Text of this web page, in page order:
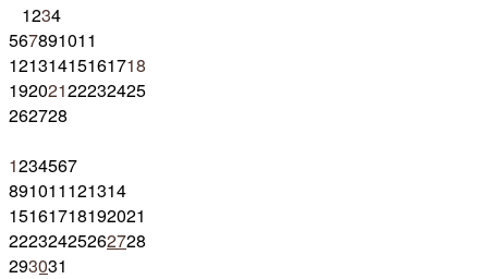
1234
567891011
12131415161718
19202122232425
262728
1234567
891011121314
15161718192021
22232425262728
293031